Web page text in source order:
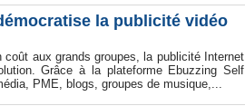
la publicité vidéo
coût aux grands groupes, la publicité Internet
Grâce à la plateforme Ebuzzing Self
PME, blogs, groupes de musique,...